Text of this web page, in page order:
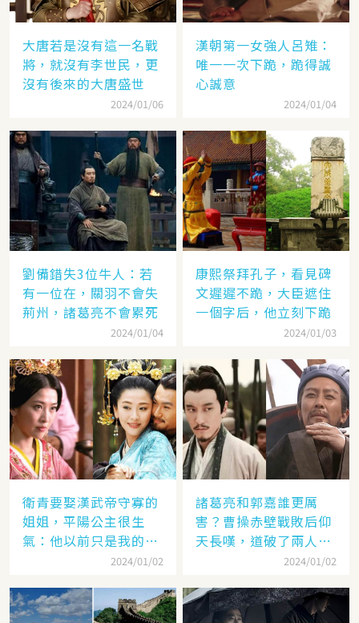
大唐若是沒有這一名戰
將，就沒有李世民，更
沒有後來的大唐盛世
2024/01/06
漢朝第一女強人呂雉：
唯一一次下跪，跪得誠
心誠意
2024/01/04
劉備錯失3位牛人：若
有一位在，關羽不會失
荊州，諸葛亮不會累死
2024/01/04
康熙祭拜孔子，看見碑
文遲遲不跪，大臣遮住
一個字后，他立刻下跪
2024/01/03
衛青要娶漢武帝守寡的
姐姐，平陽公主很生
氣：他以前只是我的奴
2024/01/02
諸葛亮和郭嘉誰更厲
害？曹操赤壁戰敗后仰
天長嘆，道破了兩人高
2024/01/02